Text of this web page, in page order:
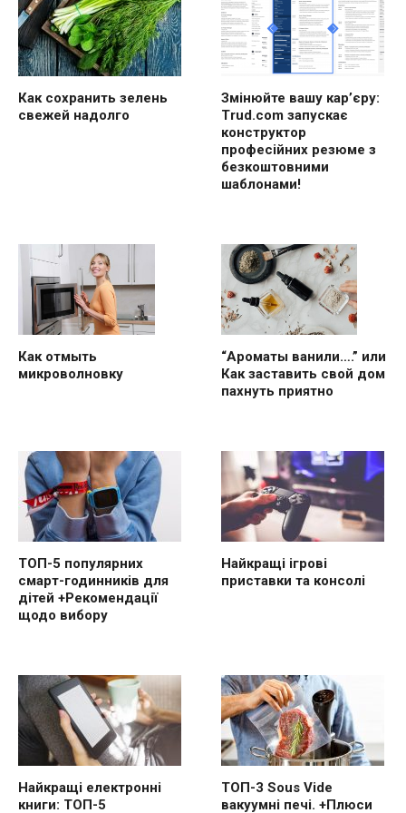
Как сохранить зелень
свежей надолго
Змінюйте вашу кар’єру:
Trud.com запускає
конструктор
професійних резюме з
безкоштовними
шаблонами!
Как отмыть
микроволновку
“Ароматы ванили….” или
Как заставить свой дом
пахнуть приятно
ТОП-5 популярних
смарт-годинників для
дітей +Рекомендації
щодо вибору
Найкращі ігрові
приставки та консолі
Найкращі електронні
книги: ТОП-5
ТОП-3 Sous Vide
вакуумні печі. +Плюси